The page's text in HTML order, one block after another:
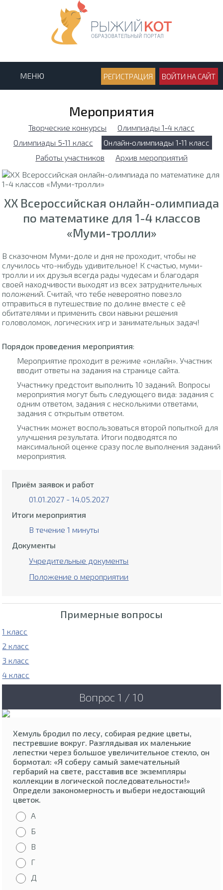
МЕНЮ РЕГИСТРАЦИЯ ВОЙТИ НА САЙТ
Мероприятия
Творческие конкурсы
Олимпиады 1‑4 класс
Олимпиады 5‑11 класс
Онлайн‑олимпиады 1‑11 класс
Работы участников
Архив мероприятий
XX Всероссийская онлайн-олимпиада
по математике для 1-4 классов
«Муми-тролли»
В сказочном Муми-доле и дня не проходит, чтобы не
случилось что-нибудь удивительное! К счастью, муми-
тролли и их друзья всегда рады чудесам и благодаря
своей находчивости выходят из всех затруднительных
положений. Считай, что тебе невероятно повезло
отправиться в путешествие по долине вместе с её
обитателями и применить свои навыки решения
головоломок, логических игр и занимательных задач!
Порядок проведения мероприятия:
Мероприятие проходит в режиме «онлайн». Участник
вводит ответы на задания на странице сайта.
Участнику предстоит выполнить 10 заданий. Вопросы
мероприятия могут быть следующего вида: задания с
одним ответом, задания с несколькими ответами,
задания с открытым ответом.
Участник может воспользоваться второй попыткой для
улучшения результата. Итоги подводятся по
максимальной оценке сразу после выполнения заданий
мероприятия.
Приём заявок и работ
01.01.2027 - 14.05.2027
Итоги мероприятия
В течение 1 минуты
Документы
Учредительные документы
Положение о мероприятии
Примерные вопросы
1 класс
2 класс
3 класс
4 класс
Вопрос 1 / 10
Хемуль бродил по лесу, собирая редкие цветы,
пестревшие вокруг. Разглядывая их маленькие
лепестки через большое увеличительное стекло, он
бормотал: «Я соберу самый замечательный
гербарий на свете, расставив все экземпляры
коллекции в логической последовательности!»
Определи закономерность и выбери недостающий
цветок.
А
Б
В
Г
Д